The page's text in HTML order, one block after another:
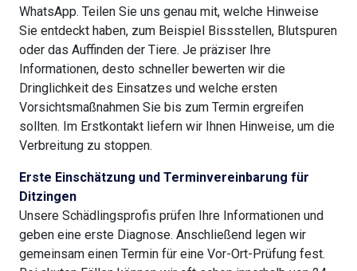
WhatsApp. Teilen Sie uns genau mit, welche Hinweise
Sie entdeckt haben, zum Beispiel Bissstellen, Blutspuren
oder das Auffinden der Tiere. Je präziser Ihre
Informationen, desto schneller bewerten wir die
Dringlichkeit des Einsatzes und welche ersten
Vorsichtsmaßnahmen Sie bis zum Termin ergreifen
sollten. Im Erstkontakt liefern wir Ihnen Hinweise, um die
Verbreitung zu stoppen.
Erste Einschätzung und Terminvereinbarung für
Ditzingen
Unsere Schädlingsprofis prüfen Ihre Informationen und
geben eine erste Diagnose. Anschließend legen wir
gemeinsam einen Termin für eine Vor-Ort-Prüfung fest.